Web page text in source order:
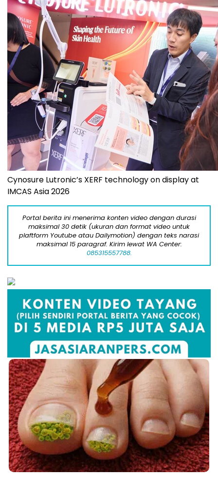
Cynosure Lutronic’s XERF technology on display at
IMCAS Asia 2026
Portal berita ini menerima konten video dengan durasi
maksimal 30 detik (ukuran dan format video untuk
plaftform Youtube atau Dailymotion) dengan teks narasi
maksimal 15 paragraf. Kirim lewat WA Center:
085315557788.